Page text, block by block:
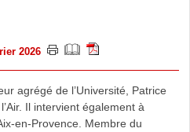
2026
agrégé de l’Université, Patrice
Il intervient également à
en-Provence. Membre du